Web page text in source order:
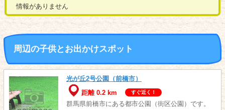
情報がありません
周辺の子供とお出かけスポット
光が丘2号公園（前橋市）
距離 0.2 km
すぐ近く！
群馬県前橋市にある都市公園（街区公園）です。